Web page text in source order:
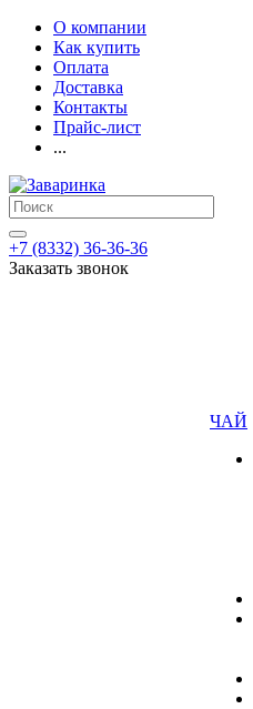
О компании
Как купить
Оплата
Доставка
Контакты
Прайс-лист
...
+7 (8332) 36-36-36
Заказать звонок
ЧАЙ